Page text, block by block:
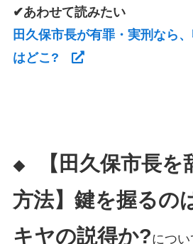
✔あわせて読みたい
田久保市長が有罪・実刑なら
はどこ?
◆
【田久保市長
方法】鍵を握るの
キヤの説得か?につ